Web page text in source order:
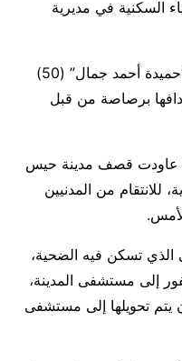
السكنية في مديرية
وقالت مصادر محلية، إن المواطنة “حميدة أحمد جمال” (50)
برصاصة من قبل
عاودت قصف مدينة حيس
للانتقام من المدنيين
الذي تسكن فيه الضحية،
إلى مستشفى المدينة،
يتم تحويلها إلى مستشفى